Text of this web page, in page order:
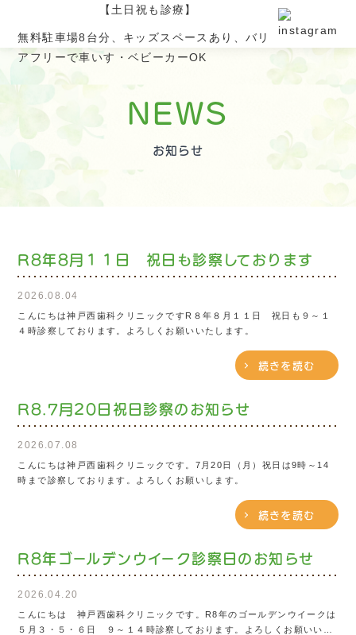
無料駐車場8台分、キッズスペースあり、バリ
アフリーで車いす・ベビーカーOK
NEWS
お知らせ
R8年8月１１日 祝日も診察しております
2026.08.04
こんにちは神戸西歯科クリニックですR８年８月１１日 祝日も９～１
４時診察しております。よろしくお願いいたします。
続きを読む
R8.7月20日祝日診察のお知らせ
2026.07.08
こんにちは神戸西歯科クリニックです。7月20日（月）祝日は9時～14
時まで診察しております。よろしくお願いします。
続きを読む
R8年ゴールデンウイーク診察日のお知らせ
2026.04.20
こんにちは 神戸西歯科クリニックです。R8年のゴールデンウイークは
５月３・５・６日 ９～１４時診察しております。よろしくお願いいた